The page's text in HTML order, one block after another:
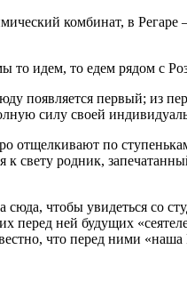
комбинат, в
идем, то едем рядом с
появляется первый; из
силу своей
отщелкивают по
свету родник,
чтобы увидеться со
ней будущих
что перед ними «наша